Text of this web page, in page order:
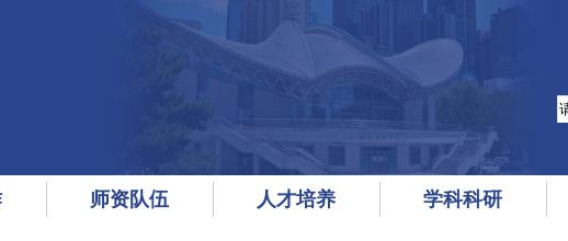
师资队伍 人才培养 学科科研